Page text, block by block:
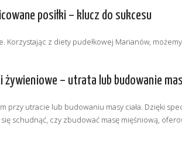
posiłki – klucz do sukcesu
z diety pudełkowej Marianów,
żywieniowe – utrata lub budowanie
utracie lub budowaniu masy ciała. Dzięki
schudnąć, czy zbudować masę mięśniową,